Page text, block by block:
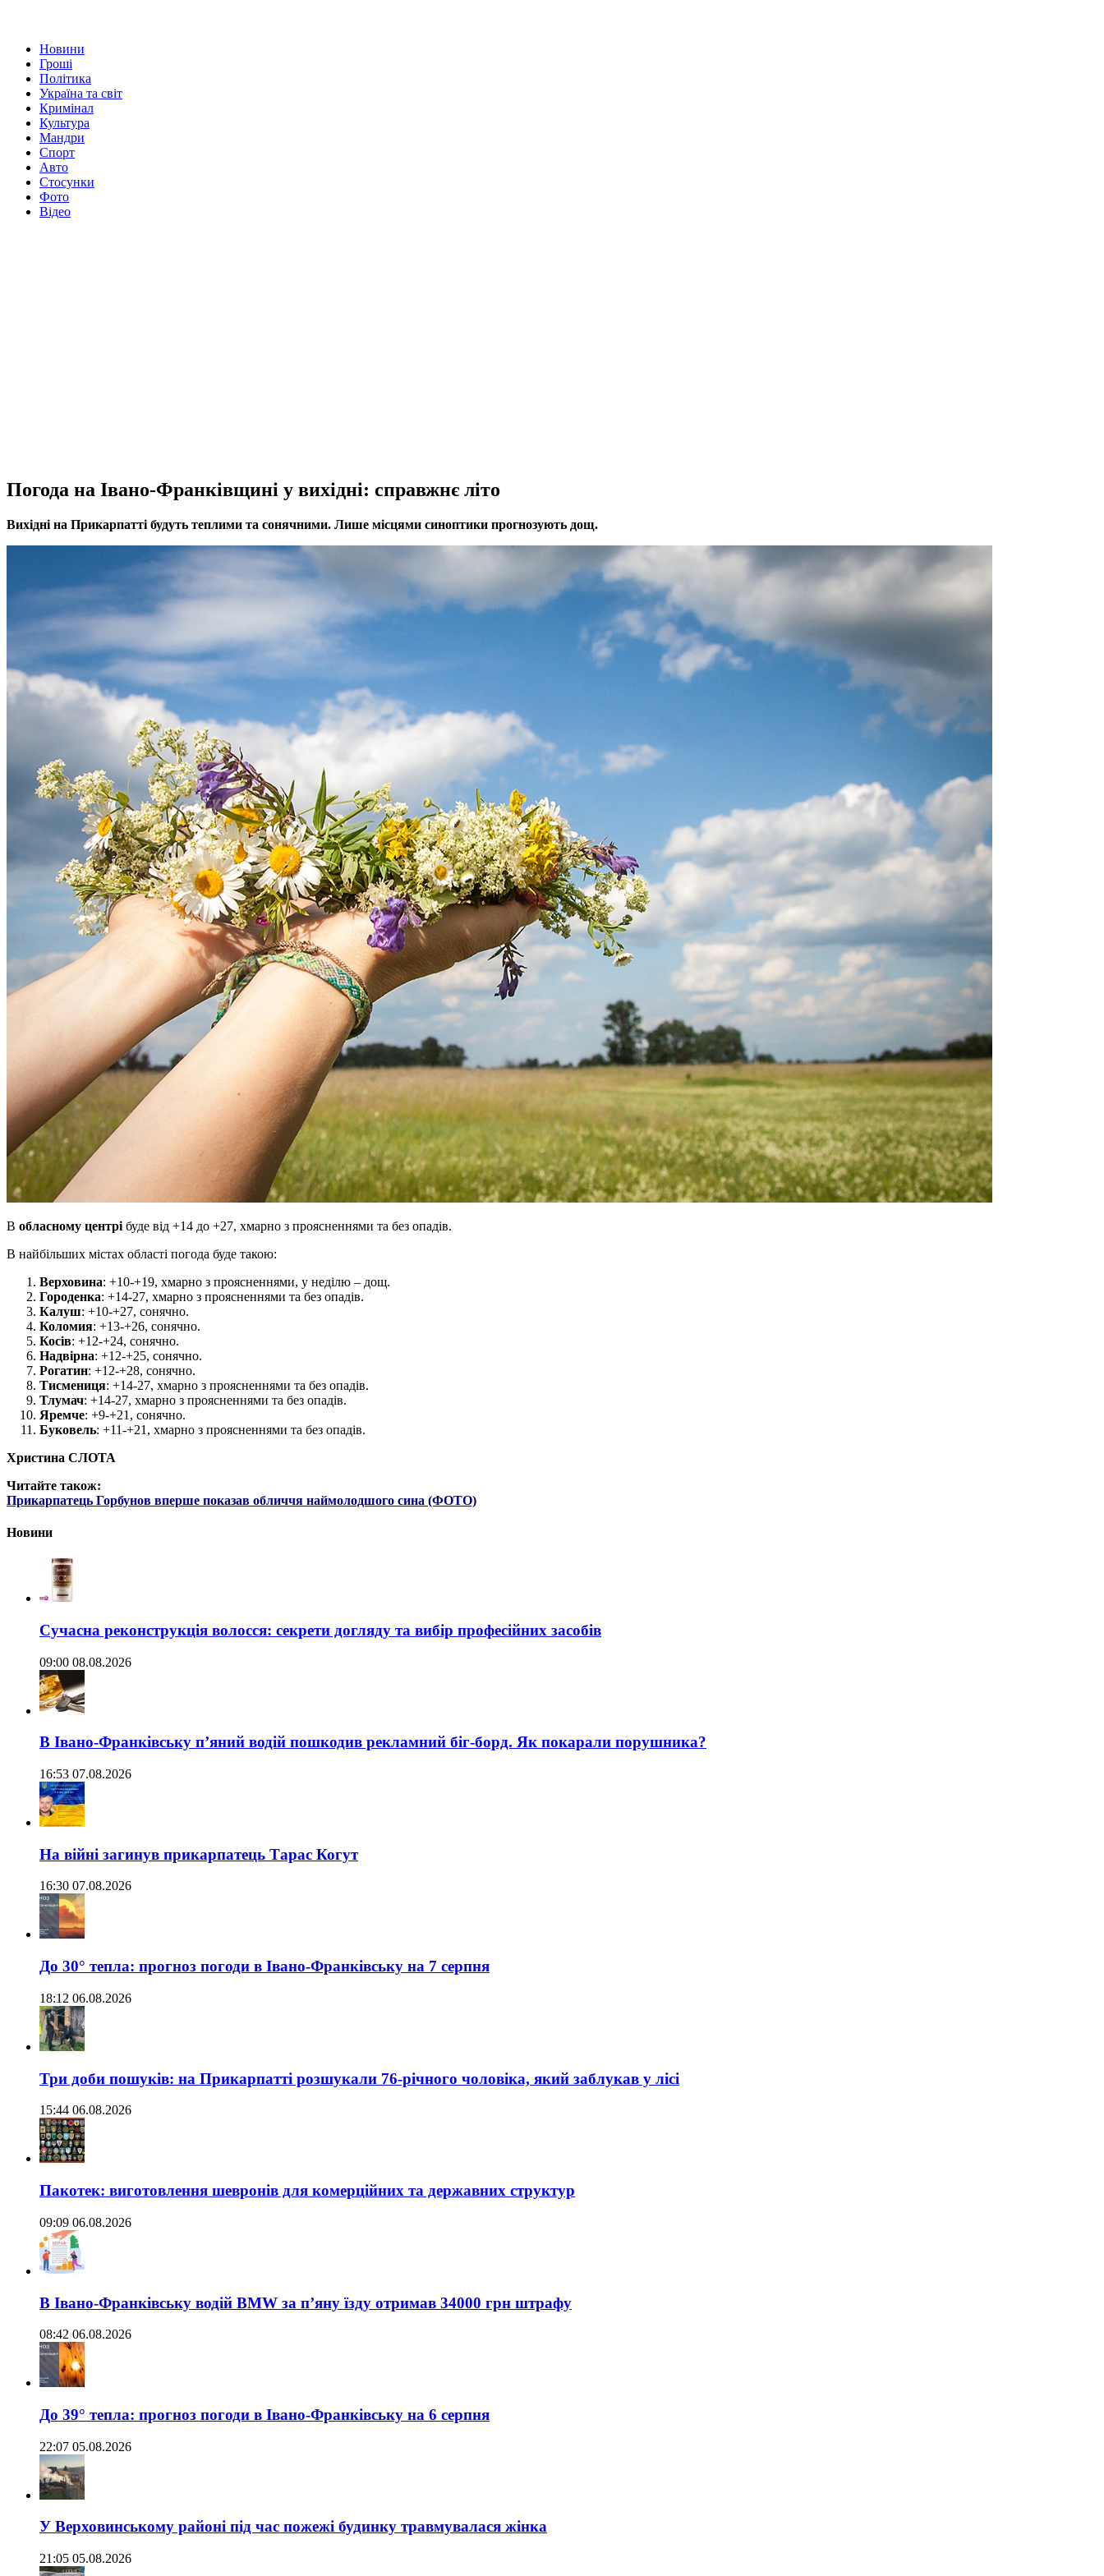
Новини
Гроші
Політика
Україна та світ
Кримінал
Культура
Мандри
Спорт
Авто
Стосунки
Фото
Відео
Погода на Івано-Франківщині у вихідні: справжнє літо
Вихідні на Прикарпатті будуть теплими та сонячними. Лише місцями синоптики прогнозують дощ.
В обласному центрі буде від +14 до +27, хмарно з проясненнями та без опадів.
В найбільших містах області погода буде такою:
Верховина: +10-+19, хмарно з проясненнями, у неділю – дощ.
Городенка: +14-27, хмарно з проясненнями та без опадів.
Калуш: +10-+27, сонячно.
Коломия: +13-+26, сонячно.
Косів: +12-+24, сонячно.
Надвірна: +12-+25, сонячно.
Рогатин: +12-+28, сонячно.
Тисмениця: +14-27, хмарно з проясненнями та без опадів.
Тлумач: +14-27, хмарно з проясненнями та без опадів.
Яремче: +9-+21, сонячно.
Буковель: +11-+21, хмарно з проясненнями та без опадів.
Христина СЛОТА
Читайте також:
Прикарпатець Горбунов вперше показав обличчя наймолодшого сина (ФОТО)
Новини
Сучасна реконструкція волосся: секрети догляду та вибір професійних засобів
09:00 08.08.2026
В Івано-Франківську п’яний водій пошкодив рекламний біг-борд. Як покарали порушника?
16:53 07.08.2026
На війні загинув прикарпатець Тарас Когут
16:30 07.08.2026
До 30° тепла: прогноз погоди в Івано-Франківську на 7 серпня
18:12 06.08.2026
Три доби пошуків: на Прикарпатті розшукали 76-річного чоловіка, який заблукав у лісі
15:44 06.08.2026
Пакотек: виготовлення шевронів для комерційних та державних структур
09:09 06.08.2026
В Івано-Франківську водій BMW за п’яну їзду отримав 34000 грн штрафу
08:42 06.08.2026
До 39° тепла: прогноз погоди в Івано-Франківську на 6 серпня
22:07 05.08.2026
У Верховинському районі під час пожежі будинку травмувалася жінка
21:05 05.08.2026